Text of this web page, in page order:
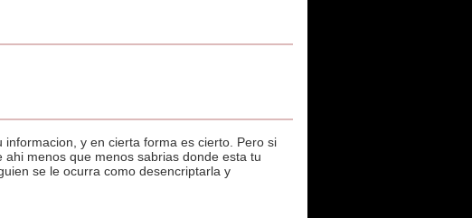
y en cierta forma es cierto. Pero si
menos que menos sabrias donde esta tu
se le ocurra como desencriptarla y